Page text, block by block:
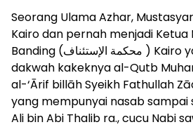
Seorang Ulama Azhar,
Kairo dan pernah menjadi Ketua
Banding (محكمة الإستئناف ) Kairo yang meneruskan
dakwah kakeknya al-Qutb
al-‘Ārif billāh Syeikh Fathullah
yang mempunyai nasab sampai
Ali bin Abi Thalib ra., cucu Nabi